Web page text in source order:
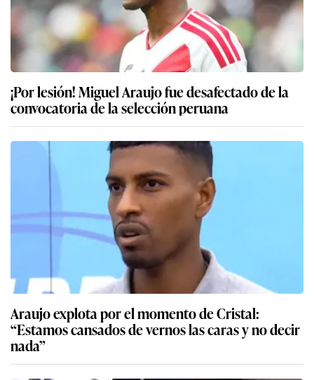
¡Por lesión! Miguel Araujo fue desafectado de la
convocatoria de la selección peruana
Araujo explota por el momento de Cristal:
“Estamos cansados de vernos las caras y no decir
nada”